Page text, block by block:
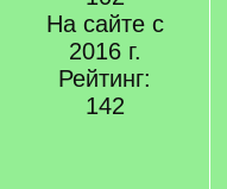
На сайте с
2016 г.
Рейтинг:
142